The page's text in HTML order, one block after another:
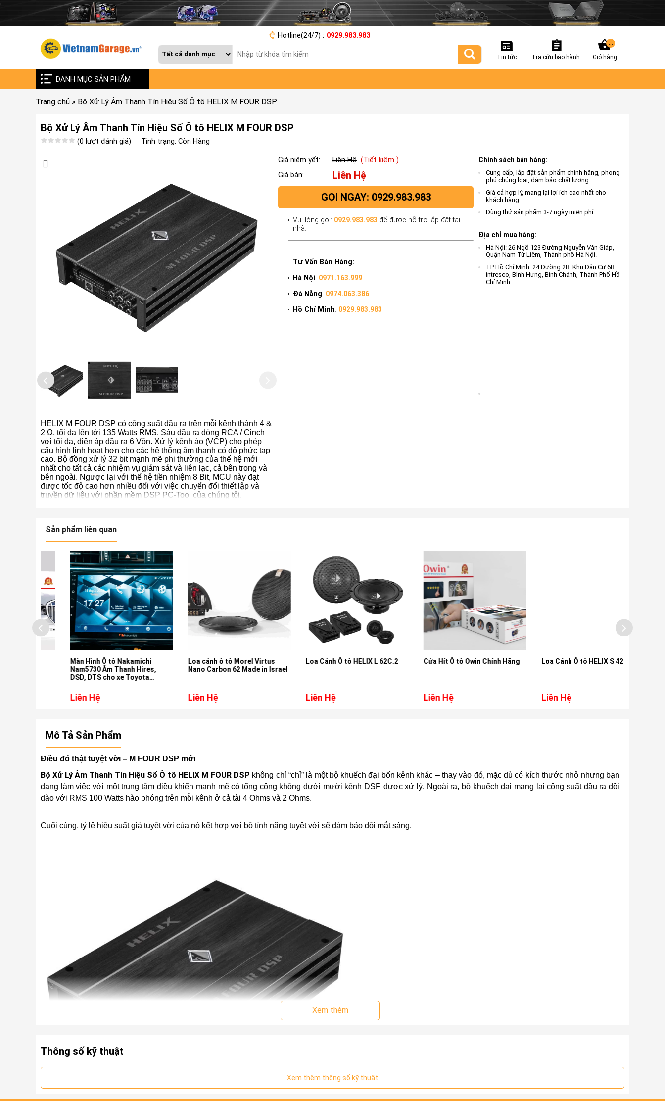
Hotline(24/7) : 0929.983.983
Tin tức Tra cứu bảo hành Giỏ hàng
DANH MỤC SẢN PHẨM
Trang chủ » Bộ Xử Lý Âm Thanh Tín Hiệu Số Ô tô HELIX M FOUR DSP
Bộ Xử Lý Âm Thanh Tín Hiệu Số Ô tô HELIX M FOUR DSP
(0 lượt đánh giá) Tình trạng: Còn Hàng
HELIX M FOUR DSP có công suất đầu ra trên mỗi kênh thành 4 &
2 Ω, tối đa lên tới 135 Watts RMS. Sáu đầu ra dòng RCA / Cinch
với tối đa, điện áp đầu ra 6 Vôn. Xử lý kênh ảo (VCP) cho phép
cấu hình linh hoạt hơn cho các hệ thống âm thanh có độ phức tạp
cao. Bộ đồng xử lý 32 bit mạnh mẽ phi thường của thế hệ mới
nhất cho tất cả các nhiệm vụ giám sát và liên lạc, cả bên trong và
bên ngoài. Ngược lại với thế hệ tiền nhiệm 8 Bit, MCU này đạt
được tốc độ cao hơn nhiều đối với việc chuyển đổi thiết lập và
truyền dữ liệu với phần mềm DSP PC-Tool của chúng tôi.
Giá niêm yết: Liên Hệ (Tiết kiệm )
Giá bán:
Liên Hệ
GỌI NGAY: 0929.983.983
Vui lòng gọi: 0929.983.983 để được hỗ trợ lắp đặt tại
nhà.
Tư Vấn Bán Hàng:
Hà Nội: 0971.163.999
Đà Nẵng: 0974.063.386
Hồ Chí Minh: 0929.983.983
Chính sách bán hàng:
Cung cấp, lắp đặt sản phẩm chính hãng, phong
phú chủng loại, đảm bảo chất lượng.
Giá cả hợp lý, mang lại lợi ích cao nhất cho
khách hàng.
Dùng thử sản phẩm 3-7 ngày miễn phí
Địa chỉ mua hàng:
Hà Nội: 26 Ngõ 123 Đường Nguyễn Văn Giáp,
Quận Nam Từ Liêm, Thành phố Hà Nội.
TP Hồ Chí Minh: 24 Đường 2B, Khu Dân Cư 6B
intresco, Bình Hưng, Bình Chánh, Thành Phố Hồ
Chí Minh.
Sản phẩm liên quan
Màn Hình Ô tô Nakamichi
Nam5730 Âm Thanh Hires,
DSD, DTS cho xe Toyota
Liên Hệ
Loa cánh ô tô Morel Virtus
Nano Carbon 62 Made in Israel
Liên Hệ
Loa Cánh Ô tô HELIX L 62C.2
Liên Hệ
Cửa Hít Ô tô Owin Chính Hãng
Liên Hệ
Loa Cánh Ô tô HELIX S 42C.2
Liên Hệ
Mô Tả Sản Phẩm
Điều đó thật tuyệt vời – M FOUR DSP mới
Bộ Xử Lý Âm Thanh Tín Hiệu Số Ô tô HELIX M FOUR DSP không chỉ “chỉ” là một bộ khuếch đại bốn kênh khác – thay vào đó, mặc dù có kích thước nhỏ nhưng bạn
đang làm việc với một trung tâm điều khiển mạnh mẽ có tổng cộng không dưới mười kênh DSP được xử lý. Ngoài ra, bộ khuếch đại mang lại công suất đầu ra dồi
dào với RMS 100 Watts hào phóng trên mỗi kênh ở cả tải 4 Ohms và 2 Ohms.
Cuối cùng, tỷ lệ hiệu suất giá tuyệt vời của nó kết hợp với bộ tính năng tuyệt vời sẽ đảm bảo đôi mắt sáng.
Xem thêm
Thông số kỹ thuật
Xem thêm thông số kỹ thuật